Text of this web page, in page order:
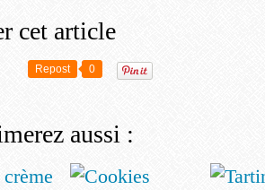
cet article
Repost 0
aussi :